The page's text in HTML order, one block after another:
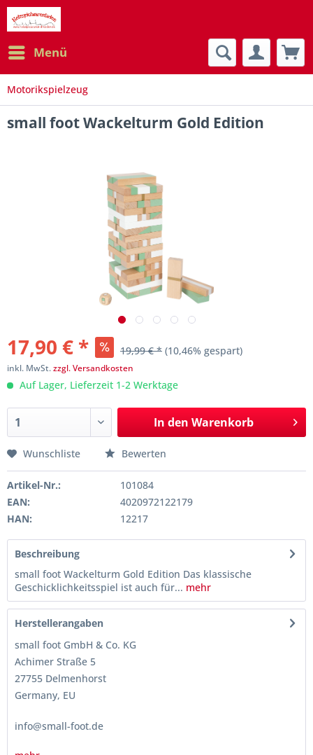
Menü
Motorikspielzeug
small foot Wackelturm Gold Edition
17,90 € * 19,99 € * (10,46% gespart)
inkl. MwSt.zzgl. Versandkosten
Auf Lager, Lieferzeit 1-2 Werktage
In den Warenkorb
Wunschliste Bewerten
Artikel-Nr.:
101084
EAN:
4020972122179
HAN:
12217
Beschreibung
small foot Wackelturm Gold Edition Das klassische
Geschicklichkeitsspiel ist auch für... mehr
Herstellerangaben
small foot GmbH & Co. KG
Achimer Straße 5
27755 Delmenhorst
Germany, EU
info@small-foot.de